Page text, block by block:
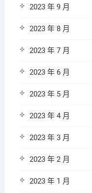
2023 年 9 月
2023 年 8 月
2023 年 7 月
2023 年 6 月
2023 年 5 月
2023 年 4 月
2023 年 3 月
2023 年 2 月
2023 年 1 月